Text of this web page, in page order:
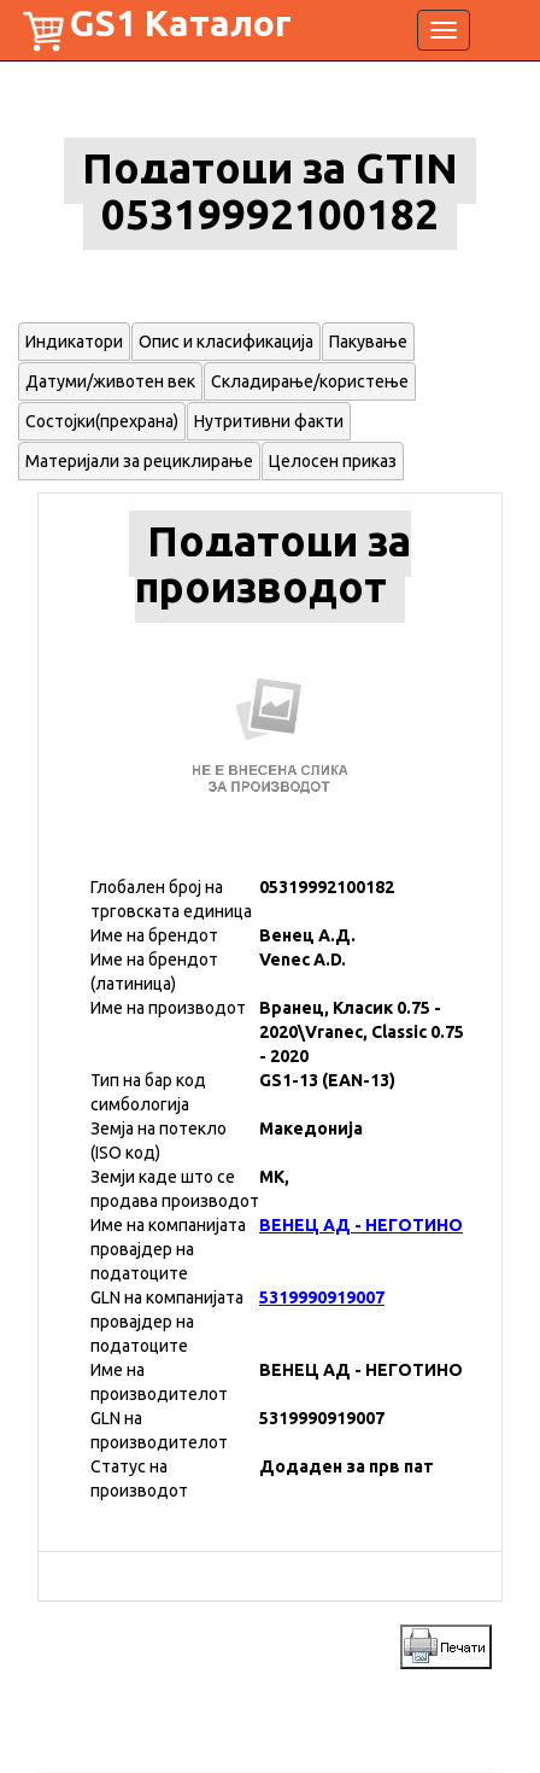
Toggle
navigation
GS1 Каталог
Податоци за GTIN
05319992100182
Индикатори Опис и класификација Пакување
Датуми/животен век Складирање/користење
Состојки(прехрана) Нутритивни факти
Материјали за рециклирање Целосен приказ
Податоци за
производот
Глобален број на
трговската единица
05319992100182
Име на брендот
Венец А.Д.
Име на брендот
(латиница)
Venec A.D.
Име на производот
Вранец, Класик 0.75 -
2020\Vranec, Classic 0.75
- 2020
Тип на бар код
симбологија
GS1-13 (EAN-13)
Земја на потекло
(ISO код)
Македонија
Земји каде што се
продава производот
MK,
Име на компанијата
провајдер на
податоците
ВЕНЕЦ АД - НЕГОТИНО
GLN на компанијата
провајдер на
податоците
5319990919007
Име на
производителот
ВЕНЕЦ АД - НЕГОТИНО
GLN на
производителот
5319990919007
Статус на
производот
Додаден за прв пат